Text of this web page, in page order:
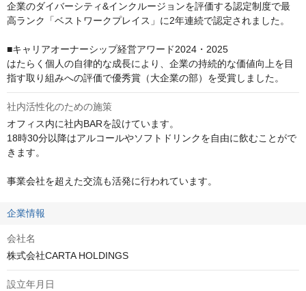
企業のダイバーシティ&インクルージョンを評価する認定制度で最
高ランク「ベストワークプレイス」に2年連続で認定されました。
■キャリアオーナーシップ経営アワード2024・2025
はたらく個人の自律的な成長により、企業の持続的な価値向上を目
指す取り組みへの評価で優秀賞（大企業の部）を受賞しました。
社内活性化のための施策
オフィス内に社内BARを設けています。
18時30分以降はアルコールやソフトドリンクを自由に飲むことがで
きます。
事業会社を超えた交流も活発に行われています。
企業情報
会社名
株式会社CARTA HOLDINGS
設立年月日